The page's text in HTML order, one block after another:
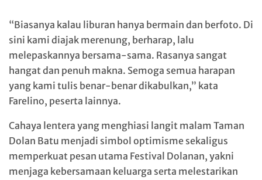
“Biasanya kalau liburan hanya bermain dan berfoto. Di
sini kami diajak merenung, berharap, lalu
melepaskannya bersama-sama. Rasanya sangat
hangat dan penuh makna. Semoga semua harapan
yang kami tulis benar-benar dikabulkan,” kata
Farelino, peserta lainnya.
Cahaya lentera yang menghiasi langit malam Taman
Dolan Batu menjadi simbol optimisme sekaligus
memperkuat pesan utama Festival Dolanan, yakni
menjaga kebersamaan keluarga serta melestarikan